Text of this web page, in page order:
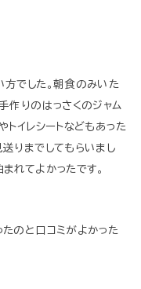
でした。朝食のみいた
作りのはっさくのジャム
トイレシートなどもあった
りまでしてもらいまし
れてよかったです。
のと口コミがよかった